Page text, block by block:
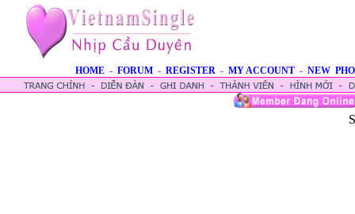
HOME - FORUM - REGISTER - MY ACCOUNT - NEW